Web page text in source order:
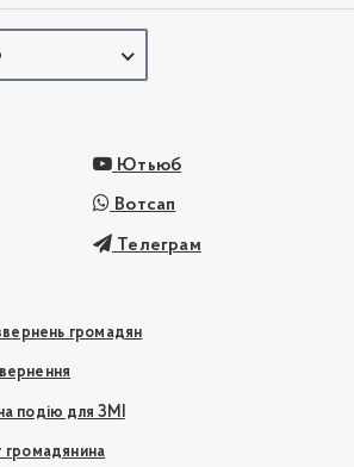
Ютьюб
Вотсап
Телеграм
громадян
подію для ЗМІ
громадянина